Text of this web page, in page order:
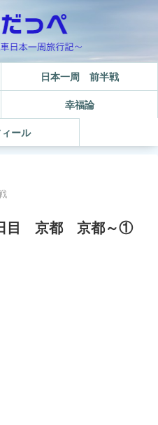
日本一周 前半戦
幸福論
ール
日目 京都 京都～①